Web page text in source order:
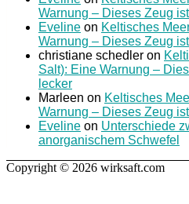
Warnung – Dieses Zeug
Eveline on Keltisches
Warnung – Dieses Zeug
christiane schedler on
Salt): Eine Warnung –
lecker
Marleen on Keltisches
Warnung – Dieses Zeug
Eveline on Unterschiede
anorganischem Schwefel
Copyright © 2026 wirksaft.com